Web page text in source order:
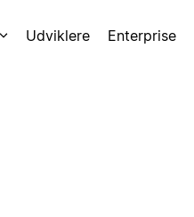
Udviklere Enterprise